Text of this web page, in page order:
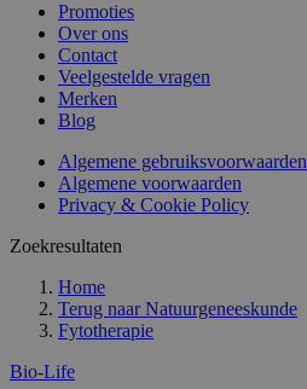
Promoties
Over ons
Contact
Veelgestelde vragen
Merken
Blog
Algemene gebruiksvoorwaarden
Algemene voorwaarden
Privacy & Cookie Policy
Zoekresultaten
Home
Terug naar Natuurgeneeskunde
Fytotherapie
Bio-Life